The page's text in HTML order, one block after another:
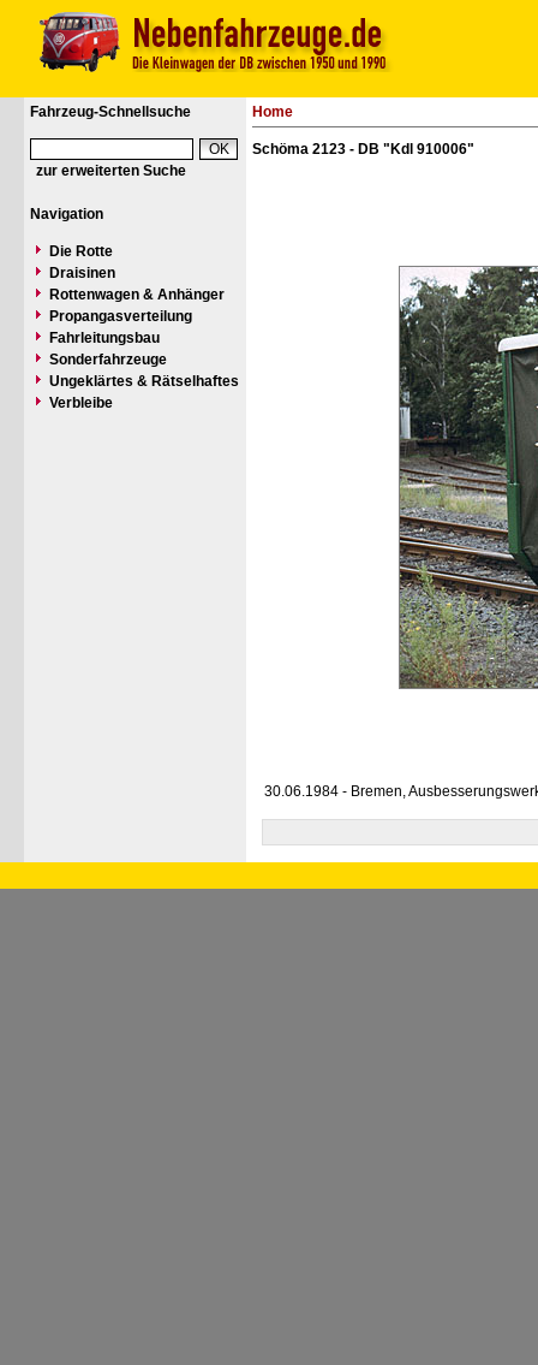
Fahrzeug-Schnellsuche
zur erweiterten Suche
Navigation
Die Rotte
Draisinen
Rottenwagen & Anhänger
Propangasverteilung
Fahrleitungsbau
Sonderfahrzeuge
Ungeklärtes & Rätselhaftes
Verbleibe
Home
Schöma 2123 - DB "Kdl 910006"
30.06.1984 - Bremen,